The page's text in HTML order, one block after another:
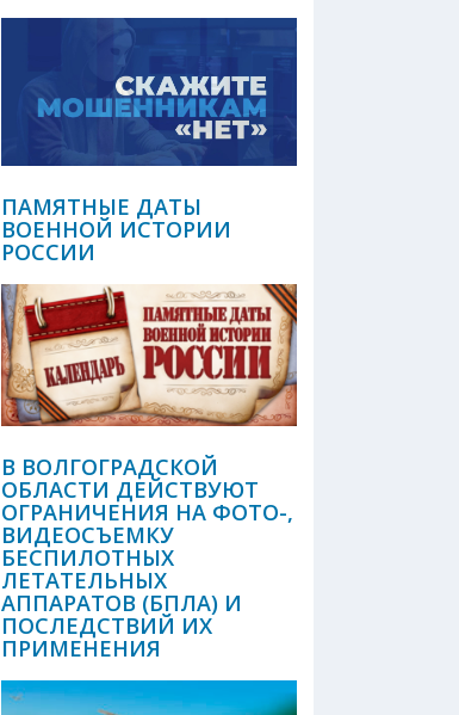
ПАМЯТНЫЕ ДАТЫ
ВОЕННОЙ ИСТОРИИ
РОССИИ
В ВОЛГОГРАДСКОЙ
ОБЛАСТИ ДЕЙСТВУЮТ
ОГРАНИЧЕНИЯ НА ФОТО-,
ВИДЕОСЪЕМКУ
БЕСПИЛОТНЫХ
ЛЕТАТЕЛЬНЫХ
АППАРАТОВ (БПЛА) И
ПОСЛЕДСТВИЙ ИХ
ПРИМЕНЕНИЯ